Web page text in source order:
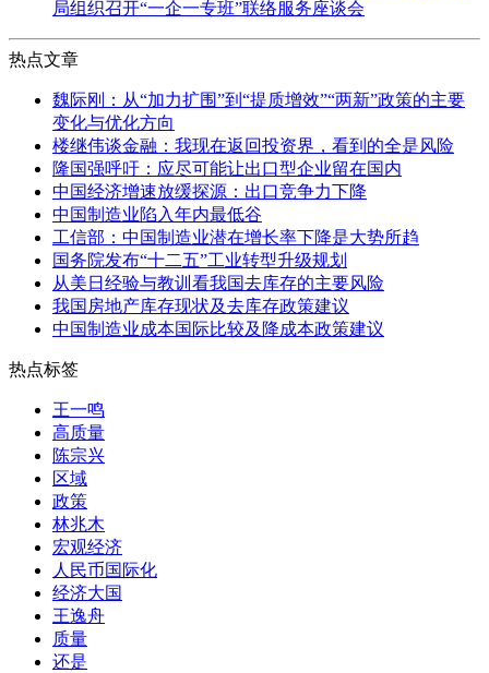
局组织召开“一企一专班”联络服务座谈会
热点文章
魏际刚：从“加力扩围”到“提质增效”“两新”政策的主要
变化与优化方向
楼继伟谈金融：我现在返回投资界，看到的全是风险
隆国强呼吁：应尽可能让出口型企业留在国内
中国经济增速放缓探源：出口竞争力下降
中国制造业陷入年内最低谷
工信部：中国制造业潜在增长率下降是大势所趋
国务院发布“十二五”工业转型升级规划
从美日经验与教训看我国去库存的主要风险
我国房地产库存现状及去库存政策建议
中国制造业成本国际比较及降成本政策建议
热点标签
王一鸣
高质量
陈宗兴
区域
政策
林兆木
宏观经济
人民币国际化
经济大国
王逸舟
质量
还是